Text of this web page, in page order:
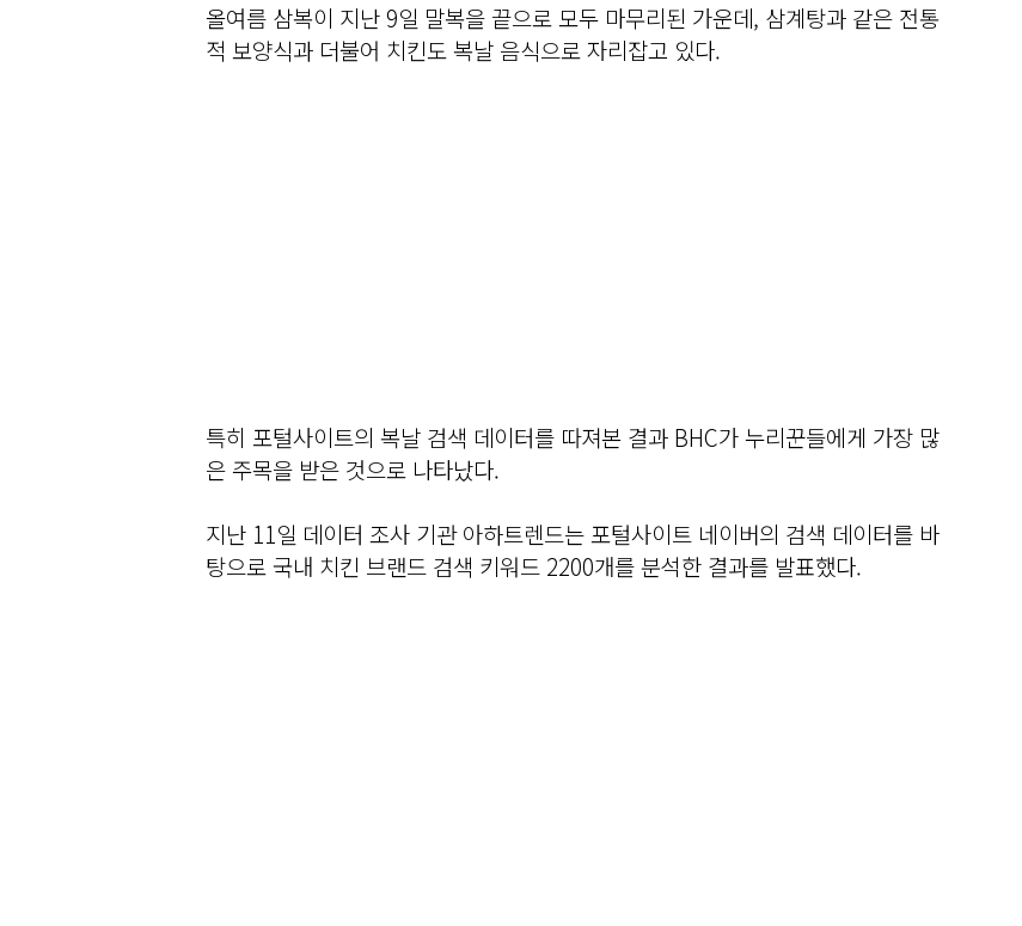
올여름 삼복이 지난 9일 말복을 끝으로 모두 마무리된 가운데, 삼계탕과 같은 전통
적 보양식과 더불어 치킨도 복날 음식으로 자리잡고 있다.
특히 포털사이트의 복날 검색 데이터를 따져본 결과 BHC가 누리꾼들에게 가장 많
은 주목을 받은 것으로 나타났다.
지난 11일 데이터 조사 기관 아하트렌드는 포털사이트 네이버의 검색 데이터를 바
탕으로 국내 치킨 브랜드 검색 키워드 2200개를 분석한 결과를 발표했다.